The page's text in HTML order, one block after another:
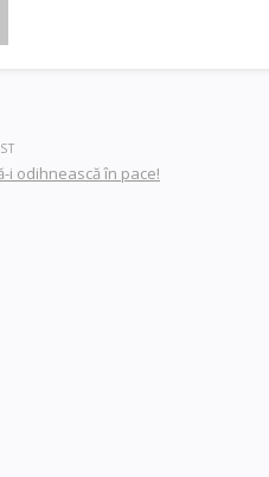
i odihnească în pace!